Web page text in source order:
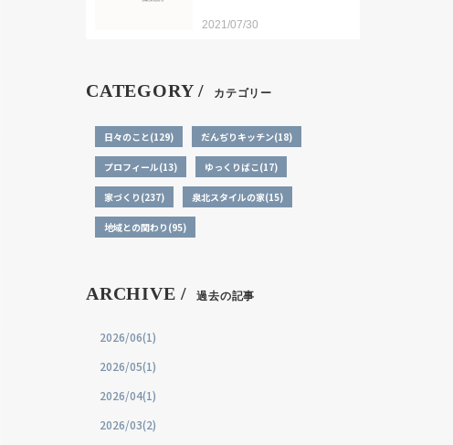
2021/07/30
CATEGORY / カテゴリー
日々のこと(129) だんぢりキッチン(18)
プロフィール(13) ゆっくりばこ(17)
家づくり(237) 泉北スタイルの家(15)
地域との関わり(95)
ARCHIVE / 過去の記事
2026/06(1)
2026/05(1)
2026/04(1)
2026/03(2)